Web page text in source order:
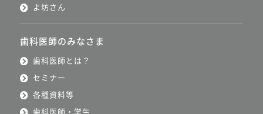
よ坊さん
歯科医師のみなさま
歯科医師とは？
セミナー
各種資料等
歯科医師・学生